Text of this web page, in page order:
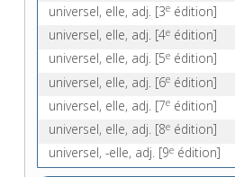
universel, elle, adj. [3e édition]
universel, elle, adj. [4e édition]
universel, elle, adj. [5e édition]
universel, elle, adj. [6e édition]
universel, elle, adj. [7e édition]
universel, elle, adj. [8e édition]
universel, -elle, adj. [9e édition]